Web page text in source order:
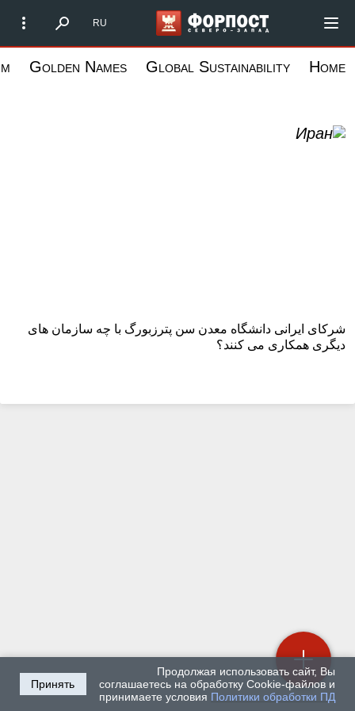
محتوای
Северо-Запад
RU
Home
Global Sustainability
Golden Names
شرکای ایرانی دانشگاه معدن سن پترزبورگ با چه سازمان های
دیگری همکاری می کنند؟
Продолжая использовать сайт, Вы
соглашаетесь на обработку Cookie-файлов и
принимаете условия Политики обработки ПД
Принять